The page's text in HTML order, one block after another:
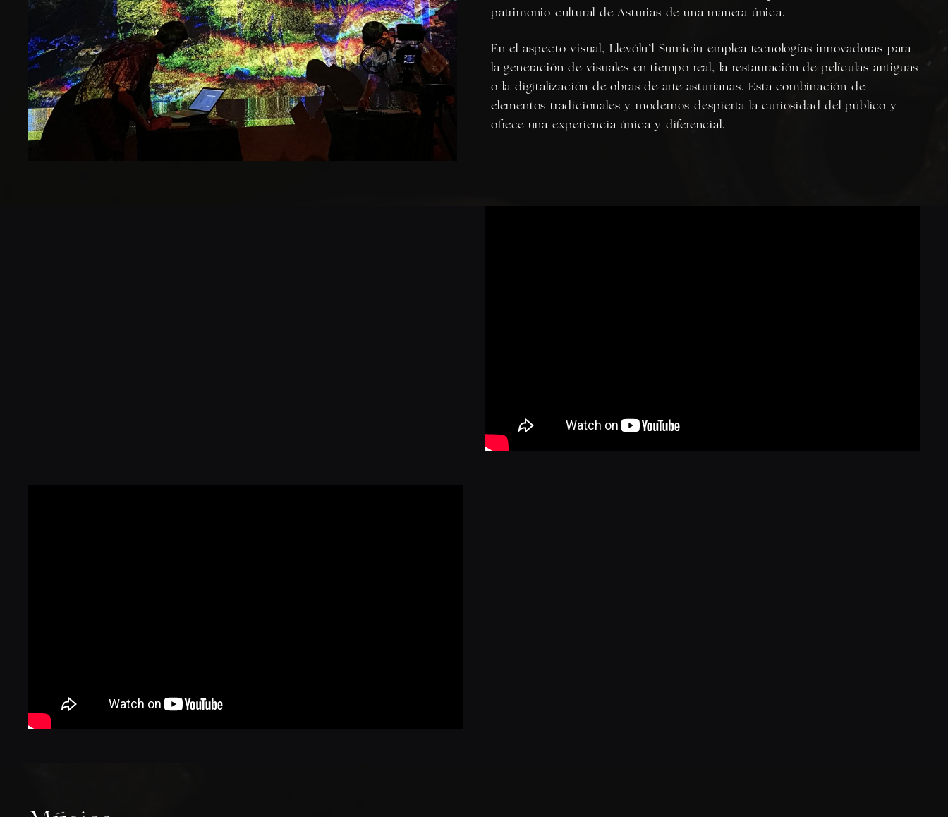
patrimonio cultural de Asturias de una manera única.
En el aspecto visual, Llevólu’l Sumiciu emplea tecnologías innovadoras para
la generación de visuales en tiempo real, la restauración de películas antiguas
o la digitalización de obras de arte asturianas. Esta combinación de
elementos tradicionales y modernos despierta la curiosidad del público y
ofrece una experiencia única y diferencial.